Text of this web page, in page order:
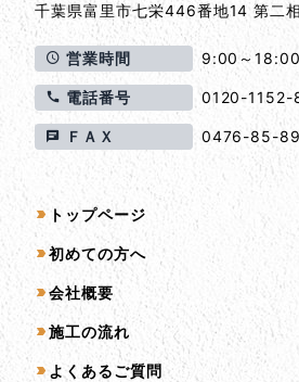
千葉県富里市七栄446番地14 第二
営業時間 9:00～18:00
電話番号 0120-1152-
ＦＡＸ 0476-85-
サイトマップ
トップページ
初めての方へ
会社概要
施工の流れ
よくあるご質問